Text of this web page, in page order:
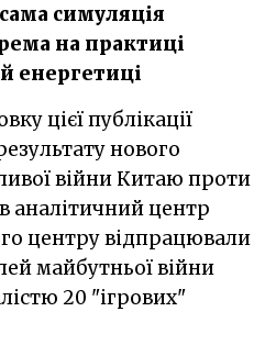
симуляція
на практиці
енергетиці
нового
війни Китаю проти
аналітичний центр
центру відпрацювали
майбутньої війни
20 "ігрових"